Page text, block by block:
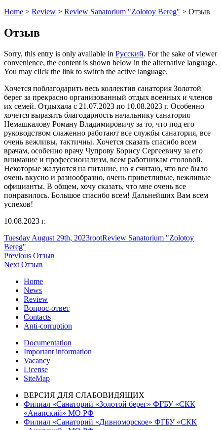
Home > Review > Review Sanatorium "Zolotoy Bereg" > Отзыв
Отзыв
Sorry, this entry is only available in Русский. For the sake of viewer
convenience, the content is shown below in the alternative language.
You may click the link to switch the active language.
Хочется поблагодарить весь коллектив санатория Золотой
берег за прекрасно организованный отдых военных и членов
их семей. Отдыхала с 21.07.2023 по 10.08.2023 г. Особенно
хочется выразить благодарность начальнику санатория
Немашкалову Роману Владимировичу за то, что под его
руководством слаженно работают все службы санатория, все
очень вежливы, тактичны. Хочется сказать спасибо всем
врачам, особенно врачу Чупрову Борису Сергеевичу за его
внимание и профессионализм, всем работникам столовой.
Некоторые жалуются на питание, но я считаю, что все было
очень вкусно и разнообразно, очень приветливые, вежливые
официанты. В общем, хочу сказать, что мне очень все
понравилось. Большое спасибо всем! Дальнейших Вам всем
успехов!
10.08.2023 г.
Posted
on
Tuesday August 29th, 2023Author
rootCategories
Review Sanatorium "Zolotoy
Bereg"
Post
navigation
Previous Previous
post:
Отзыв
Next Next
Отзыв
Home
News
Review
Вопрос-ответ
Contacts
Anti-corruption
Documentation
Important information
Vacancy
License
SiteMap
ВЕРСИЯ ДЛЯ СЛАБОВИДЯЩИХ
Филиал «Санаторий «Золотой берег» ФГБУ «СКК
«Анапский» МО РФ
Филиал «Санаторий «Дивноморское» ФГБУ «СКК